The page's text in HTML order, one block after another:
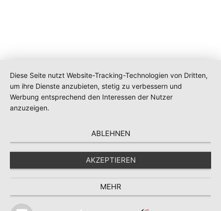
Diese Seite nutzt Website-Tracking-Technologien von Dritten,
um ihre Dienste anzubieten, stetig zu verbessern und
Werbung entsprechend den Interessen der Nutzer
anzuzeigen.
ABLEHNEN
AKZEPTIEREN
MEHR